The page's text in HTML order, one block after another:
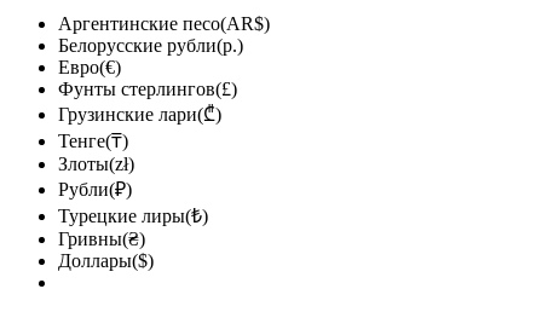
Аргентинские песо(AR$)
Белорусские рубли(р.)
Евро(€)
Фунты стерлингов(£)
Грузинские лари(₾)
Тенге(₸)
Злоты(zł)
Рубли(₽)
Турецкие лиры(₺)
Гривны(₴)
Доллары($)